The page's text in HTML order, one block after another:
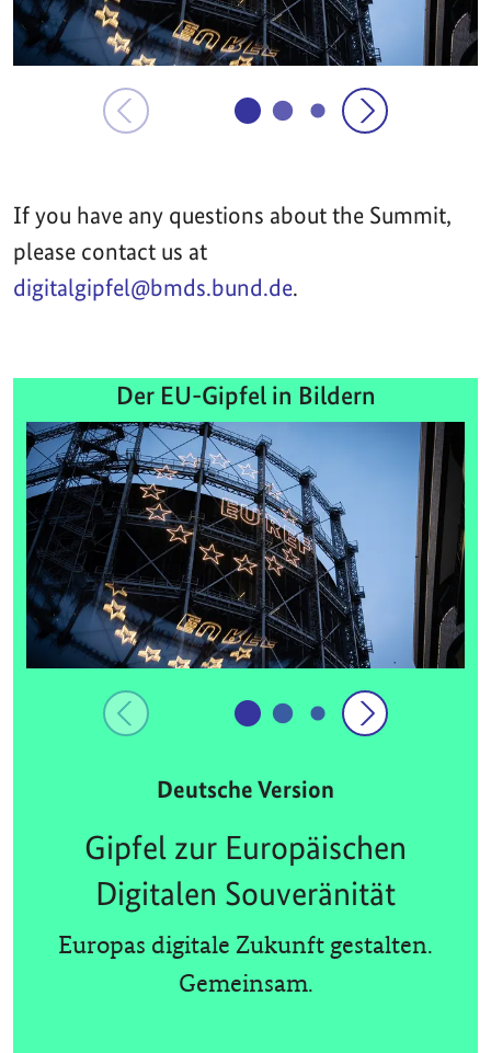
If you have any questions about the Summit,
please contact us at
digitalgipfel@bmds.bund.de.
Der EU-Gipfel in Bildern
Deutsche Version
Gipfel zur Europäischen
Digitalen Souveränität
Europas digitale Zukunft gestalten.
Gemeinsam.